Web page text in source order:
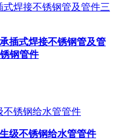
插式焊接不锈钢管及管
钢管件
级不锈钢给水管管件